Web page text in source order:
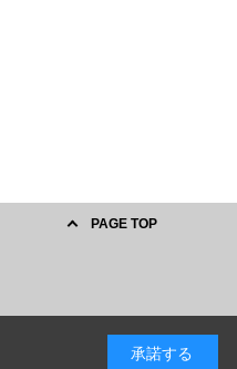
PAGE TOP
承諾する